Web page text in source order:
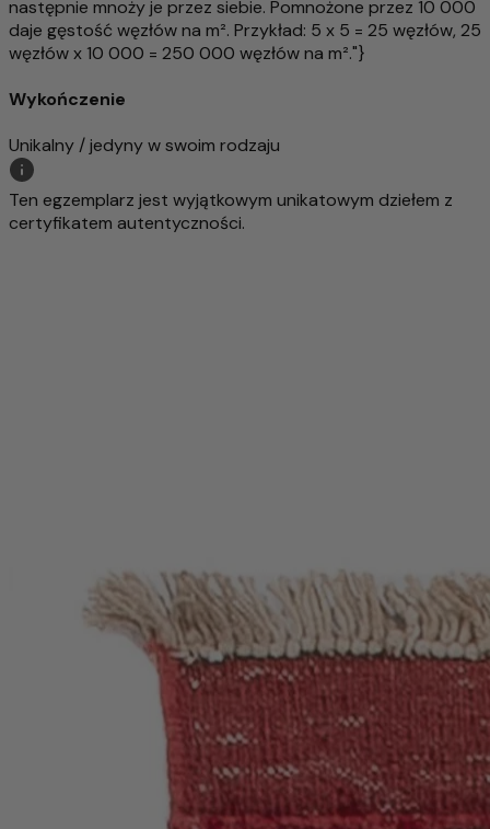
następnie mnoży je przez siebie. Pomnożone przez 10 000
daje gęstość węzłów na m². Przykład: 5 x 5 = 25 węzłów, 25
węzłów x 10 000 = 250 000 węzłów na m²."}
Wykończenie
Unikalny / jedyny w swoim rodzaju
Ten egzemplarz jest wyjątkowym unikatowym dziełem z
certyfikatem autentyczności.